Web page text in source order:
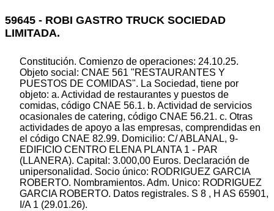
59645 - ROBI GASTRO TRUCK SOCIEDAD
LIMITADA.
Constitución. Comienzo de operaciones: 24.10.25.
Objeto social: CNAE 561 "RESTAURANTES Y
PUESTOS DE COMIDAS". La Sociedad, tiene por
objeto: a. Actividad de restaurantes y puestos de
comidas, código CNAE 56.1. b. Actividad de servicios
ocasionales de catering, código CNAE 56.21. c. Otras
actividades de apoyo a las empresas, comprendidas en
el código CNAE 82.99. Domicilio: C/ ABLANAL, 9-
EDIFICIO CENTRO ELENA PLANTA 1 - PAR
(LLANERA). Capital: 3.000,00 Euros. Declaración de
unipersonalidad. Socio único: RODRIGUEZ GARCIA
ROBERTO. Nombramientos. Adm. Unico: RODRIGUEZ
GARCIA ROBERTO. Datos registrales. S 8 , H AS 65901,
I/A 1 (29.01.26).